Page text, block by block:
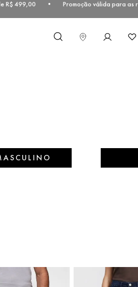
499,00 • Promoção válida para
O que você procura?